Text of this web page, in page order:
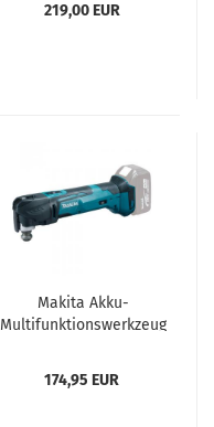
219,00 EUR
Makita Akku-
Multifunktionswerkzeug
174,95 EUR